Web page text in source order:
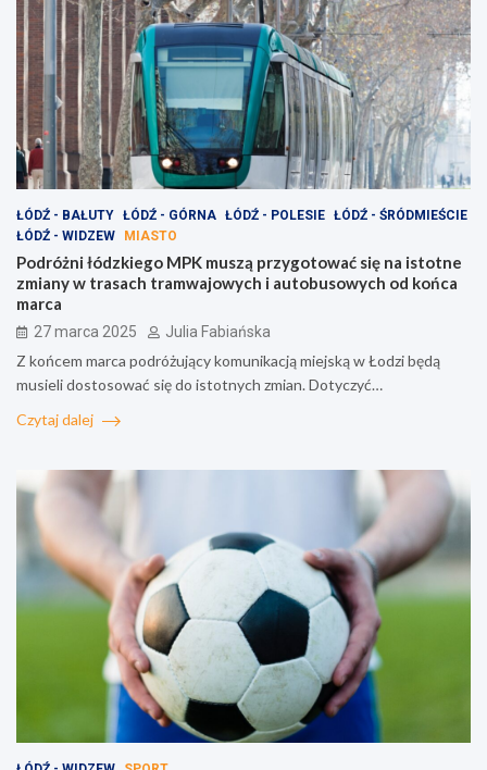
ŁÓDŹ - BAŁUTY ŁÓDŹ - GÓRNA ŁÓDŹ - POLESIE ŁÓDŹ - ŚRÓDMIEŚCIE
ŁÓDŹ - WIDZEW
MIASTO
Podróżni łódzkiego MPK muszą przygotować się na istotne
zmiany w trasach tramwajowych i autobusowych od końca
marca
27 marca 2025 Julia Fabiańska
Z końcem marca podróżujący komunikacją miejską w Łodzi będą
musieli dostosować się do istotnych zmian. Dotyczyć…
Czytaj dalej